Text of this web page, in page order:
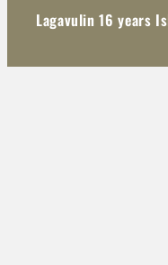
Lagavulin 16 years